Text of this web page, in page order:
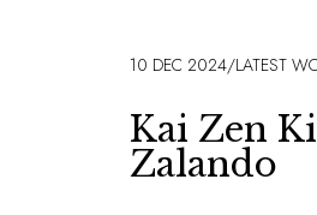
10 DEC 2024/LATEST
Kai Zen
Zalando